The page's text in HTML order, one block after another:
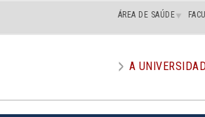
Main
superior
ÁREA DE SAÚDE
menu
A